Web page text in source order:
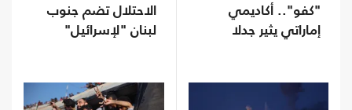
"كفو".. أكاديمي
إماراتي يثير جدلا
الاحتلال تضم جنوب
لبنان "لإسرائيل"